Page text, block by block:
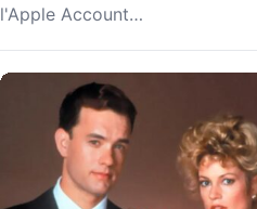
l'Apple Account…